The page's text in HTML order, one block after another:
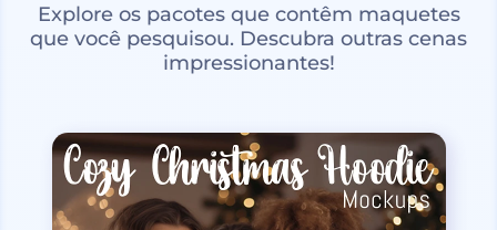
Explore os pacotes que contêm maquetes
que você pesquisou. Descubra outras cenas
impressionantes!